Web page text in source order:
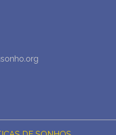
SEUS SONHOS (0)